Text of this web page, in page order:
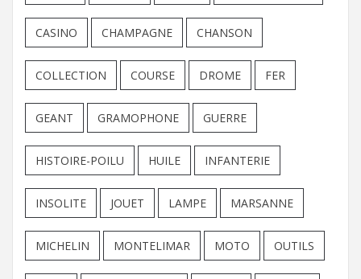
CASINO CHAMPAGNE CHANSON
COLLECTION COURSE DROME FER
GEANT GRAMOPHONE GUERRE
HISTOIRE-POILU HUILE INFANTERIE
INSOLITE JOUET LAMPE MARSANNE
MICHELIN MONTELIMAR MOTO OUTILS